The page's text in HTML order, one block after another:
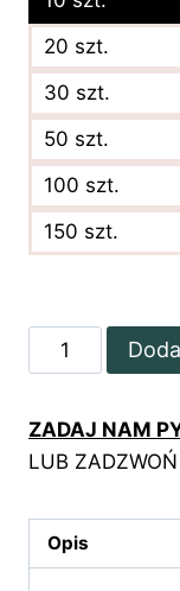
20 szt.
30 szt.
50 szt.
100 szt.
150 szt.
ilość
Kwiatowe
reklamowe
z
piwoniami
ZADAJ NAM
LUB ZADZWOŃ
Opis